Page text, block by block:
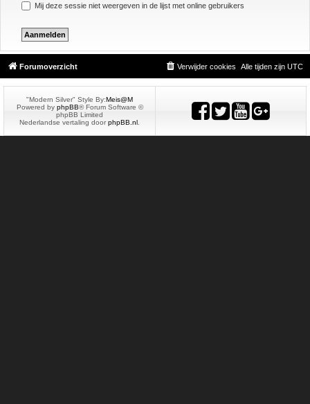
Mij deze sessie niet weergeven in de lijst met online gebruikers
Forumoverzicht Alle tijden zijn UTC
Verwijder cookies
"Modern Silver" Style By:Meis@M
Powered by phpBB® Forum Software ©
phpBB Limited
Nederlandse vertaling doorphpBB.nl.